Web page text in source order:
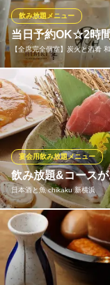
得な単品飲み放題プ
す！
【10月1日OPEN
浜本店
新横浜 個室居酒屋
ＪＲ新横浜駅 徒歩
神奈川県横浜市港北区
当日予約OK☆2時
【全席完全個室】炭火と酒肴
飲み放題メニュー
【当日予約もOK】単
ろん！カクテルやサ
急な宴会にも対応♪ハ
銘柄の日本酒や焼酎
子会、ご友人、会社
ださい♪
【全席完全個室
炭火焼きと個室居
ＪＲ新横浜駅 徒歩1
神奈川県横浜市港北区
飲み放題&コース
日本酒と魚 chikaku 新横浜
宴会用飲み放題メニュー
単品飲み放題も料理
に！お料理は横浜漁
く合うお料理をご用
飲み放題に含まれま